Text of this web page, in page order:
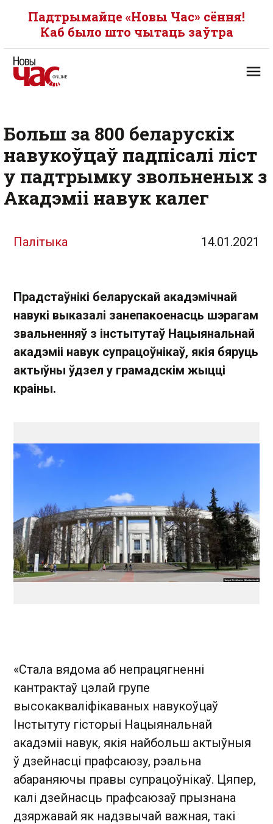
Падтрымайце «Новы Час» сёння!
Каб было што чытаць заўтра
Больш за 800 беларускіх
навукоўцаў падпісалі ліст
у падтрымку звольненых з
Акадэміі навук калег
Палітыка 14.01.2021
Прадстаўнікі беларускай акадэмічнай
навукі выказалі занепакоенасць шэрагам
звальненняў з інстытутаў Нацыянальнай
акадэміі навук супрацоўнікаў, якія бяруць
актыўны ўдзел у грамадскім жыцці
краіны.
«Стала вядома аб непрацягненні
кантрактаў цэлай групе
высокакваліфікаваных навукоўцаў
Інстытуту гісторыі Нацыянальнай
акадэміі навук, якія найбольш актыўныя
ў дзейнасці прафсаюзу, рэальна
абараняючы правы супрацоўнікаў. Цяпер,
калі дзейнасць прафсаюзаў прызнана
дзяржавай як надзвычай важная, такі